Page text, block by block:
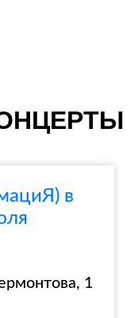
в
1